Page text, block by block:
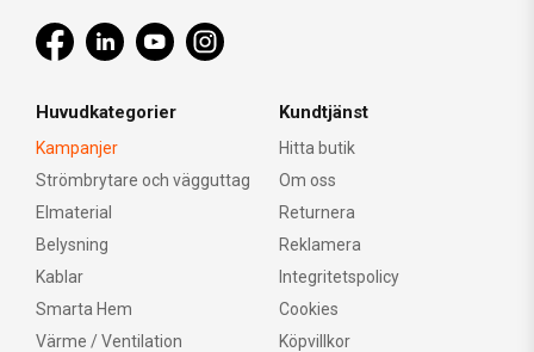
Huvudkategorier
Kampanjer
Strömbrytare och vägguttag
Elmaterial
Belysning
Kablar
Smarta Hem
Värme / Ventilation
Kundtjänst
Hitta butik
Om oss
Returnera
Reklamera
Integritetspolicy
Cookies
Köpvillkor